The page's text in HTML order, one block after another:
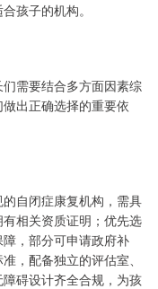
孩子的机构。
需要结合多方面因素综
出正确选择的重要依
自闭症康复机构，需具
相关资质证明；优先选
，部分可申请政府补
，配备独立的评估室、
碍设计齐全合规，为孩